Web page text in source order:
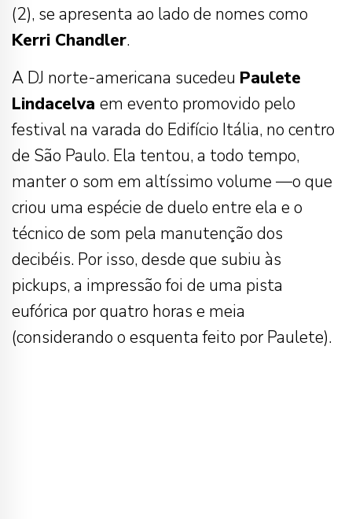
(2), se apresenta ao lado de nomes como
Kerri Chandler.
A DJ norte-americana sucedeu Paulete
Lindacelva em evento promovido pelo
festival na varada do Edifício Itália, no centro
de São Paulo. Ela tentou, a todo tempo,
manter o som em altíssimo volume —o que
criou uma espécie de duelo entre ela e o
técnico de som pela manutenção dos
decibéis. Por isso, desde que subiu às
pickups, a impressão foi de uma pista
eufórica por quatro horas e meia
(considerando o esquenta feito por Paulete).